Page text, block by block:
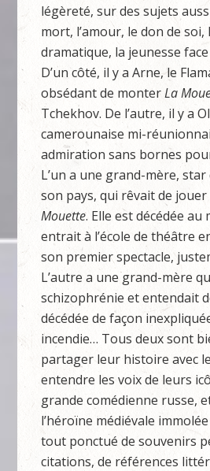
légèreté, sur des sujets
mort, l’amour, le don de soi,
dramatique, la jeunesse
D’un côté, il y a Arne, le
obsédant de monterLa
Tchekhov. De l’autre, il y a
camerounaise mi-
admiration sans bornes pour
L’un a une grand-mère,
son pays, qui rêvait de
Mouette. Elle est décédée
entrait à l’école de théâtre
son premier spectacle,
L’autre a une grand-mère
schizophrénie et entendait
décédée de façon
incendie… Tous deux sont
partager leur histoire avec
entendre les voix de leurs
grande comédienne russe,
l’héroïne médiévale
tout ponctué de souvenirs
citations, de références